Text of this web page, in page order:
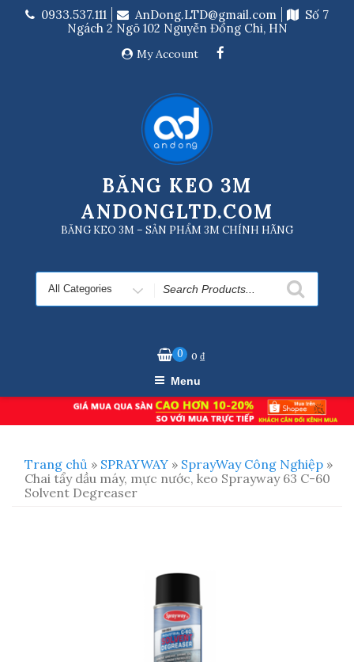
0933.537.111 AnDong.LTD@gmail.com
Số 7
Ngách 2 Ngõ 102 Nguyễn Đổng Chi, HN
My Account
BĂNG KEO 3M
ANDONGLTD.COM
BĂNG KEO 3M – SẢN PHẨM 3M CHÍNH HÃNG
Search
for
0 0₫
Menu
Trang chủ » SPRAYWAY » SprayWay Công Nghiệp »
Chai tẩy dầu máy, mực nước, keo Sprayway 63 C-60
Solvent Degreaser